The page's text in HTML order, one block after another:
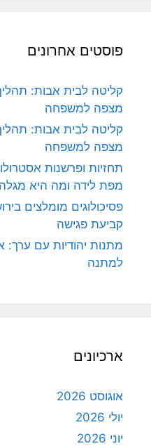
פוסטים אחרונים
קליטה לבית אבות:
מצפה למשפחה
קליטה לבית אבות:
מצפה למשפחה
תחזיות ופרשנות
מפת לידה ומה היא
פסיכולוגים מומלצים
קביעת פגישה
מתנות יהודיות עם ערך:
למתנה
ארכיונים
אוגוסט 2026
יולי 2026
יוני 2026